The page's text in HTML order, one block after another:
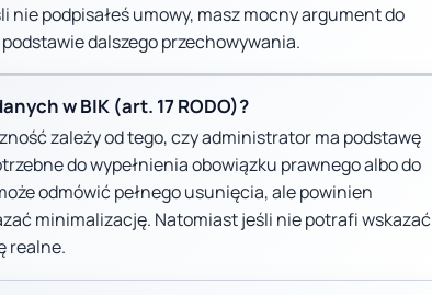
nie podpisałeś umowy, masz mocny argument do
dalszego przechowywania.
w BIK (art. 17 RODO)?
zależy od tego, czy administrator ma podstawę
do wypełnienia obowiązku prawnego albo do
odmówić pełnego usunięcia, ale powinien
minimalizację. Natomiast jeśli nie potrafi wskazać
realne.